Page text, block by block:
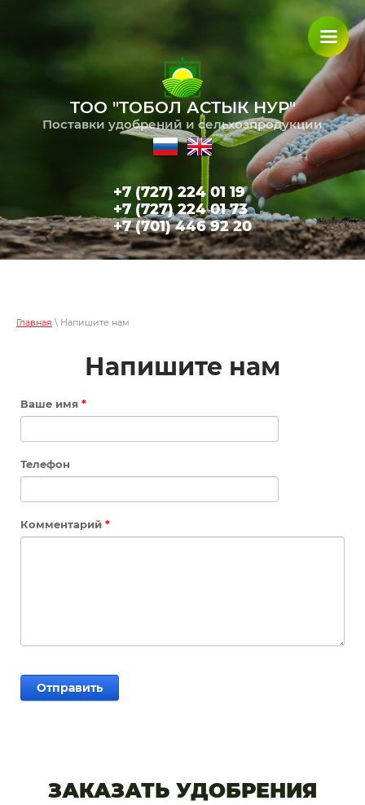
ТОО "ТОБОЛ АСТЫК НУР"
Поставки удобрений и сельхозпродукции
+7 (727) 224 01 19
+7 (727) 224 01 73
+7 (701) 446 92 20
Главная \ Напишите нам
Напишите нам
Ваше имя *
Телефон
Комментарий *
ЗАКАЗАТЬ УДОБРЕНИЯ